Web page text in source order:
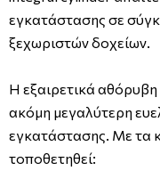
εγκατάστασης σε
ξεχωριστών δοχείων.
Η εξαιρετικά
ακόμη μεγαλύτερη
εγκατάστασης. Με τα
τοποθετηθεί: